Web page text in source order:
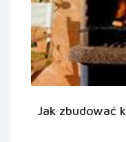
Jak zbudować